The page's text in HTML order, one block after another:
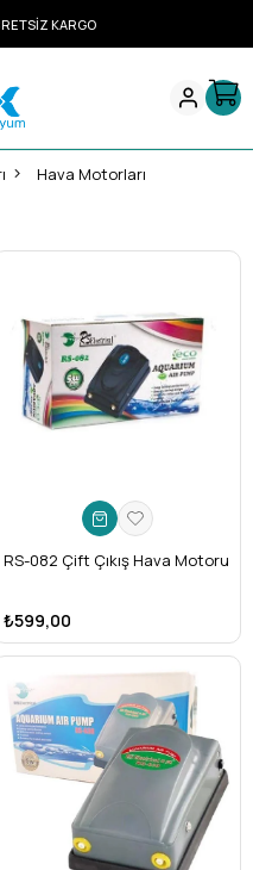
KARGO
Hava Motorları
RS-082 Çift Çıkış Hava Motoru
₺599,00